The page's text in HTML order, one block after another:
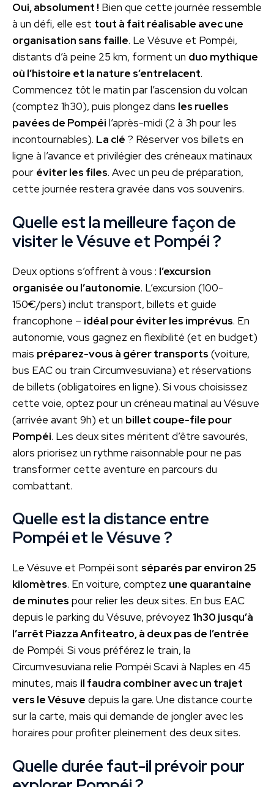
Oui, absolument ! Bien que cette journée ressemble
à un défi, elle est tout à fait réalisable avec une
organisation sans faille. Le Vésuve et Pompéi,
distants d’à peine 25 km, forment un duo mythique
où l’histoire et la nature s’entrelacent.
Commencez tôt le matin par l’ascension du volcan
(comptez 1h30), puis plongez dans les ruelles
pavées de Pompéi l’après-midi (2 à 3h pour les
incontournables). La clé ? Réserver vos billets en
ligne à l’avance et privilégier des créneaux matinaux
pour éviter les files. Avec un peu de préparation,
cette journée restera gravée dans vos souvenirs.
Quelle est la meilleure façon de
visiter le Vésuve et Pompéi ?
Deux options s’offrent à vous : l’excursion
organisée ou l’autonomie. L’excursion (100-
150€/pers) inclut transport, billets et guide
francophone – idéal pour éviter les imprévus. En
autonomie, vous gagnez en flexibilité (et en budget)
mais préparez-vous à gérer transports (voiture,
bus EAC ou train Circumvesuviana) et réservations
de billets (obligatoires en ligne). Si vous choisissez
cette voie, optez pour un créneau matinal au Vésuve
(arrivée avant 9h) et un billet coupe-file pour
Pompéi. Les deux sites méritent d’être savourés,
alors priorisez un rythme raisonnable pour ne pas
transformer cette aventure en parcours du
combattant.
Quelle est la distance entre
Pompéi et le Vésuve ?
Le Vésuve et Pompéi sont séparés par environ 25
kilomètres. En voiture, comptez une quarantaine
de minutes pour relier les deux sites. En bus EAC
depuis le parking du Vésuve, prévoyez 1h30 jusqu’à
l’arrêt Piazza Anfiteatro, à deux pas de l’entrée
de Pompéi. Si vous préférez le train, la
Circumvesuviana relie Pompéi Scavi à Naples en 45
minutes, mais il faudra combiner avec un trajet
vers le Vésuve depuis la gare. Une distance courte
sur la carte, mais qui demande de jongler avec les
horaires pour profiter pleinement des deux sites.
Quelle durée faut-il prévoir pour